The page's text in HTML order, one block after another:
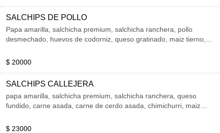
SALCHIPS DE POLLO
Papa amarilla, salchicha premium, salchicha ranchera, pollo
desmechado, huevos de codorniz, queso gratinado, maiz tierno,
$ 20000
SALCHIPS CALLEJERA
papa amarilla, salchicha premium, salchicha ranchera, queso
fundido, carne asada, carne de cerdo asada, chimichurri, maiz
$ 23000